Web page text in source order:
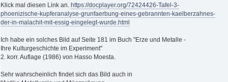
Klick mal diesen Link an. https://docplayer.org/72424426-Tafel-3-
phoenizische-kupferanalyse-grunfaerbung-eines-gebrannten-kaelberzahnes-
der-in-malachit-mit-essig-eingelegt-wurde.html
Ich habe ein solches Bild auf Seite 181 im Buch "Erze und Metalle -
Ihre Kulturgeschichte im Experiment"
2. korr. Auflage (1986) von Hasso Moesta.
Sehr wahrscheinlich findet sich das Bild auch in